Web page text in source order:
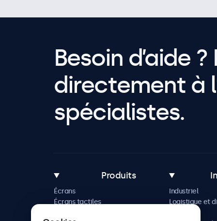
Besoin d’aide
directement à
spécialistes.
Produits
Écrans
Écrans tactiles
Industriel
Logistique et